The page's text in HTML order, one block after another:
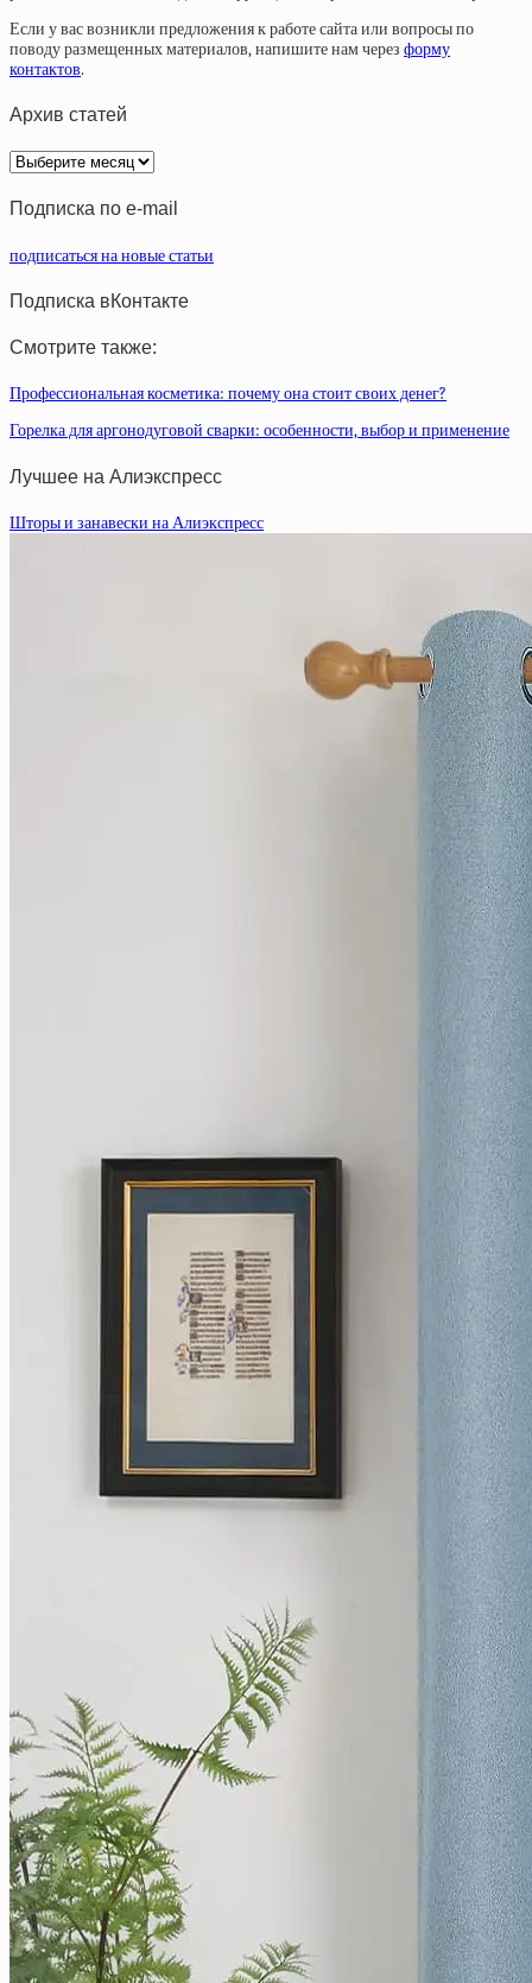
Если у вас возникли предложения к работе сайта или вопросы по
поводу размещенных материалов, напишите нам через форму
контактов.
Архив статей
Архив
статей
Подписка по e-mail
подписаться на новые статьи
Подписка вКонтакте
Смотрите также:
Профессиональная косметика: почему она стоит своих денег?
Горелка для аргонодуговой сварки: особенности, выбор и применение
Лучшее на Алиэкспресс
Шторы и занавески на Алиэкспресс